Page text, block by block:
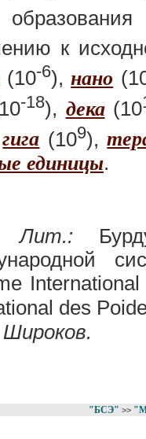
к
(10-6),нано
-18), дека(10
гига (109),
единицы.
International
des
"БСЭ" >>